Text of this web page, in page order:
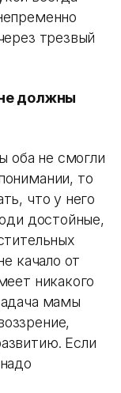
трезвый
должны
оба не смогли
то
что у него
достойные,
качало от
никакого
мамы
Если